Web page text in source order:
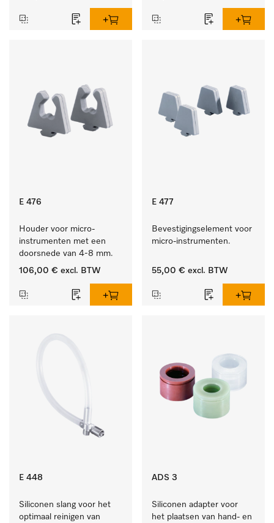
E 476
Houder voor micro-
instrumenten met een
doorsnede van 4-8 mm.
106,00 € excl. BTW
E 477
Bevestigingselement voor
micro-instrumenten.
55,00 € excl. BTW
E 448
Siliconen slang voor het
optimaal reinigen van
ADS 3
Siliconen adapter voor
het plaatsen van hand- en